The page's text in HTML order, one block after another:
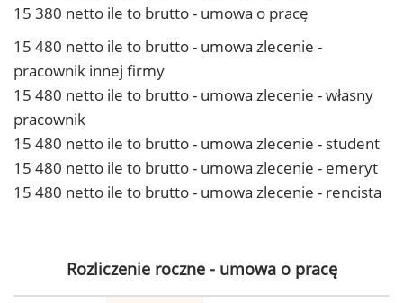
15 380 netto ile to brutto - umowa o pracę
15 480 netto ile to brutto - umowa zlecenie -
pracownik innej firmy
15 480 netto ile to brutto - umowa zlecenie - własny
pracownik
15 480 netto ile to brutto - umowa zlecenie - student
15 480 netto ile to brutto - umowa zlecenie - emeryt
15 480 netto ile to brutto - umowa zlecenie - rencista
Rozliczenie roczne - umowa o pracę